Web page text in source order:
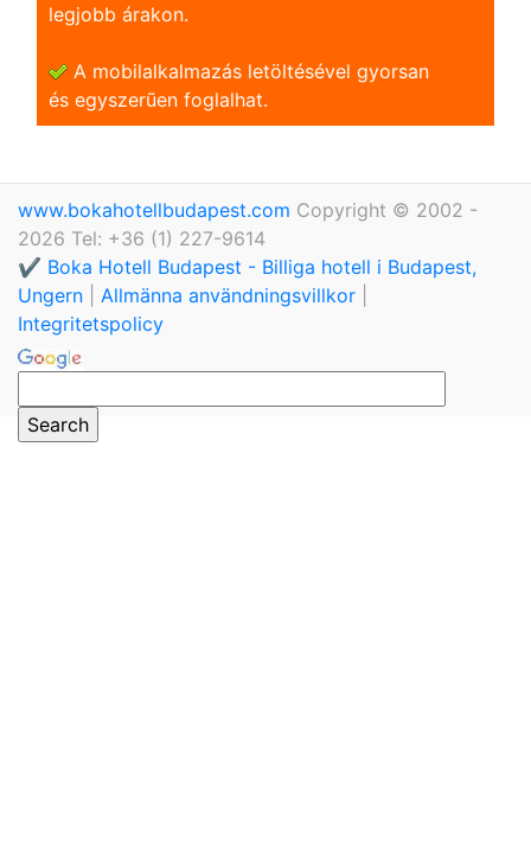
legjobb árakon.
A mobilalkalmazás letöltésével gyorsan
és egyszerũen foglalhat.
www.bokahotellbudapest.com Copyright © 2002 -
2026 Tel: +36 (1) 227-9614
✔️ Boka Hotell Budapest - Billiga hotell i Budapest,
Ungern
Allmänna användningsvillkor
Integritetspolicy